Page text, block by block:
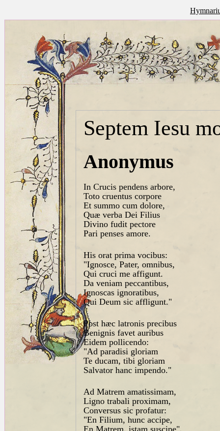
Septem Iesu
Anonymus
In Crucis pendens arbore,
Toto cruentus corpore
Et summo cum dolore,
Quæ verba Dei Filius
Divino fudit pectore
Pari penses amore.
His orat prima vocibus:
"Ignosce, Pater, omnibus,
Qui cruci me affigunt.
Da veniam peccantibus,
Ignoscas ignoratibus,
Qui Deum sic affligunt."
Post hæc latronis precibus
Benignis favet auribus
Eidem pollicendo:
"Ad paradisi gloriam
Te ducam, tibi gloriam
Salvator hanc impendo."
Ad Matrem amatissimam,
Ligno trabali proximam,
Conversus sic profatur:
"En Filium, hunc accipe,
En Matrem, istam suscipe",